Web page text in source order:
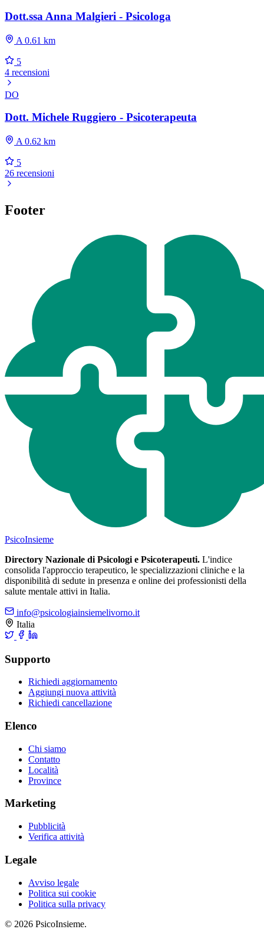
Dott.ssa Anna Malgieri - Psicologa
A 0.61 km
5
4 recensioni
DO
Dott. Michele Ruggiero - Psicoterapeuta
A 0.62 km
5
26 recensioni
Footer
PsicoInsieme
Directory Nazionale di Psicologi e Psicoterapeuti. L'indice
consolida l'approccio terapeutico, le specializzazioni cliniche e la
disponibilità di sedute in presenza e online dei professionisti della
salute mentale attivi in Italia.
info@psicologiainsiemelivorno.it
Italia
Supporto
Richiedi aggiornamento
Aggiungi nuova attività
Richiedi cancellazione
Elenco
Chi siamo
Contatto
Località
Province
Marketing
Pubblicità
Verifica attività
Legale
Avviso legale
Politica sui cookie
Politica sulla privacy
© 2026 PsicoInsieme.